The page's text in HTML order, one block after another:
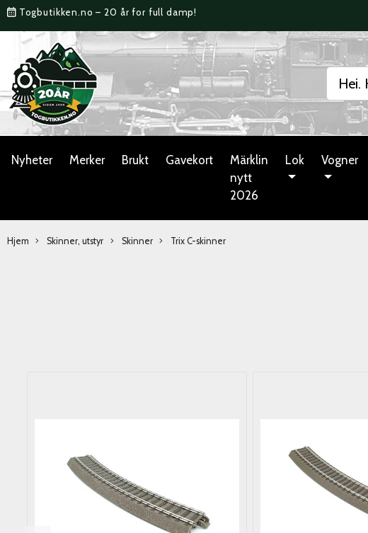
Togbutikken.no – 20 år for full damp!
Nyheter Merker Brukt Gavekort
Märklin
nytt
2026
Lok Vogner
Hjem Skinner, utstyr Skinner Trix C-skinner